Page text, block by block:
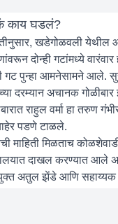
काय घडलं?
खडेगोळवली येथील
दोन्ही गटांमध्ये
गट पुन्हा आमनेसामने आले.
दरम्यान अचानक
राहुल वर्मा हा तरुण
पडणे टाळले.
माहिती मिळताच
दाखल करण्यात आले
अतुल झेंडे आणि सहाय्यक